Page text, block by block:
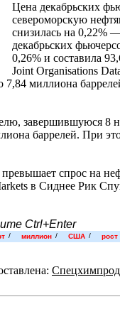
Цена декабрьских
североморскую
снизилась на 0,22%
декабрьских
0,26% и составила
Joint Organisations
миллиона
завершившуюся 8
баррелей. При
спрос на
в Сиднее Рик
Ctrl+Enter
/ миллион / США / рост